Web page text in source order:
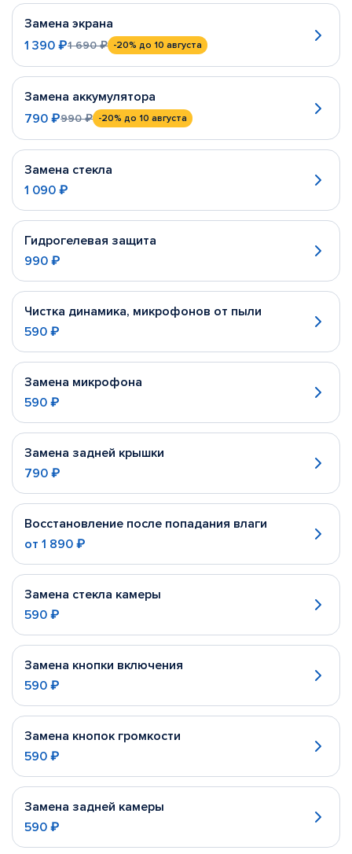
Замена экрана
1 390 ₽1 690 ₽ -20% до 10 августа
Замена аккумулятора
790 ₽990 ₽ -20% до 10 августа
Замена стекла
1 090 ₽
Гидрогелевая защита
990 ₽
Чистка динамика, микрофонов от пыли
590 ₽
Замена микрофона
590 ₽
Замена задней крышки
790 ₽
Восстановление после попадания влаги
от 1 890 ₽
Замена стекла камеры
590 ₽
Замена кнопки включения
590 ₽
Замена кнопок громкости
590 ₽
Замена задней камеры
590 ₽